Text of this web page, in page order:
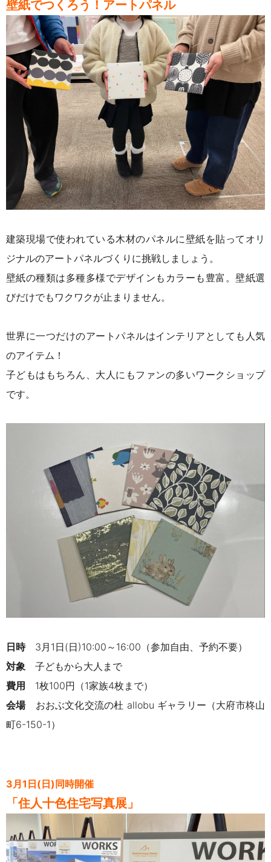
壁紙でつくろう！アートパネル
建築現場で使われている木材のパネルに壁紙を貼ってオリ
ジナルのアートパネルづくりに挑戦しましょう。
壁紙の種類は多種多様でデザインもカラーも豊富。壁紙選
びだけでもワクワクが止まりません。
世界に一つだけのアートパネルはインテリアとしても人気
のアイテム！
子どもはもちろん、大人にもファンの多いワークショップ
です。
日時3月1日(日)10:00～16:00（参加自由、予約不要）
対象 子どもから大人まで
費用 1枚100円（1家族4枚まで）
会場おおぶ文化交流の杜 allobu ギャラリー（大府市柊山
町6-150-1）
3月1日(日)同時開催
「住人十色住宅写真展」